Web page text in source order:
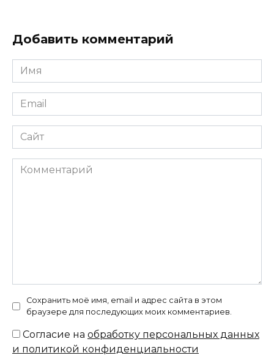
Добавить комментарий
Имя
*
Email
*
Сайт
Комментарий
Сохранить моё имя, email и адрес сайта в этом
браузере для последующих моих комментариев.
Согласие на обработку персональных данных
и политикой конфиденциальности